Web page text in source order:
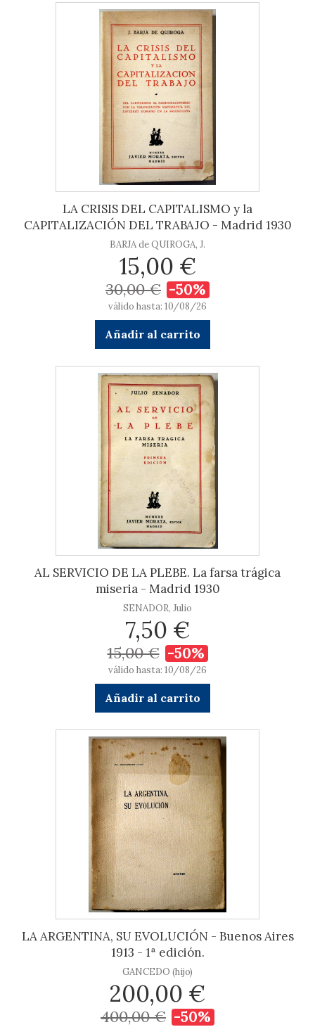
LA CRISIS DEL CAPITALISMO y la
CAPITALIZACIÓN DEL TRABAJO - Madrid 1930
BARJA de QUIROGA, J.
15,00 €
30,00 € -50%
válido hasta: 10/08/26
Añadir al carrito
AL SERVICIO DE LA PLEBE. La farsa trágica
miseria - Madrid 1930
SENADOR, Julio
7,50 €
15,00 € -50%
válido hasta: 10/08/26
Añadir al carrito
LA ARGENTINA, SU EVOLUCIÓN - Buenos Aires
1913 - 1ª edición.
GANCEDO (hijo)
200,00 €
400,00 € -50%